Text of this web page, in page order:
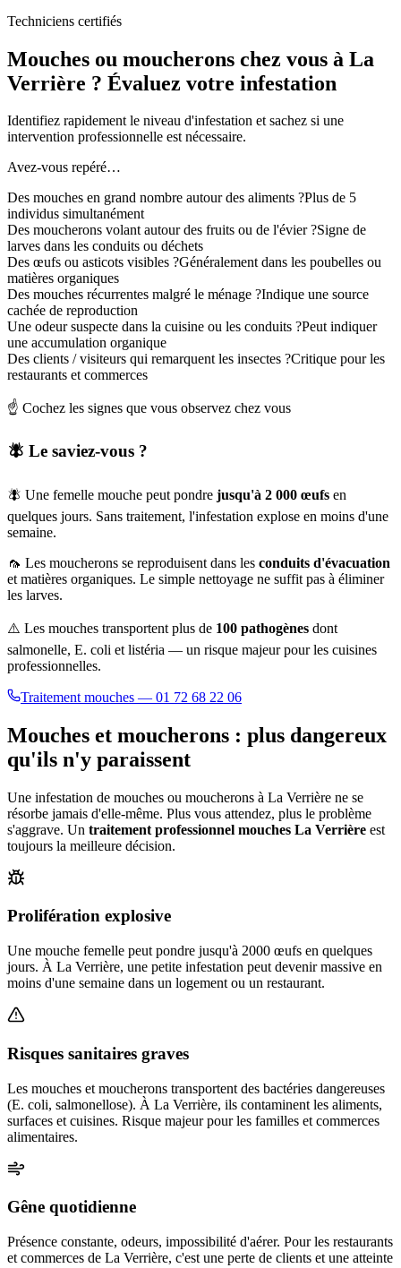
Techniciens certifiés
Mouches ou moucherons chez vous à La
Verrière ? Évaluez votre infestation
Identifiez rapidement le niveau d'infestation et sachez si une
intervention professionnelle est nécessaire.
Avez-vous repéré…
Des mouches en grand nombre autour des aliments ?Plus de 5
individus simultanément
Des moucherons volant autour des fruits ou de l'évier ?Signe de
larves dans les conduits ou déchets
Des œufs ou asticots visibles ?Généralement dans les poubelles ou
matières organiques
Des mouches récurrentes malgré le ménage ?Indique une source
cachée de reproduction
Une odeur suspecte dans la cuisine ou les conduits ?Peut indiquer
une accumulation organique
Des clients / visiteurs qui remarquent les insectes ?Critique pour les
restaurants et commerces
☝️ Cochez les signes que vous observez chez vous
🪰 Le saviez-vous ?
🪰 Une femelle mouche peut pondre jusqu'à 2 000 œufs en
quelques jours. Sans traitement, l'infestation explose en moins d'une
semaine.
🦟 Les moucherons se reproduisent dans les conduits d'évacuation
et matières organiques. Le simple nettoyage ne suffit pas à éliminer
les larves.
⚠️ Les mouches transportent plus de 100 pathogènes dont
salmonelle, E. coli et listéria — un risque majeur pour les cuisines
professionnelles.
Traitement mouches — 01 72 68 22 06
Mouches et moucherons : plus dangereux
qu'ils n'y paraissent
Une infestation de mouches ou moucherons à La Verrière ne se
résorbe jamais d'elle-même. Plus vous attendez, plus le problème
s'aggrave. Un traitement professionnel mouches La Verrière est
toujours la meilleure décision.
Prolifération explosive
Une mouche femelle peut pondre jusqu'à 2000 œufs en quelques
jours. À La Verrière, une petite infestation peut devenir massive en
moins d'une semaine dans un logement ou un restaurant.
Risques sanitaires graves
Les mouches et moucherons transportent des bactéries dangereuses
(E. coli, salmonellose). À La Verrière, ils contaminent les aliments,
surfaces et cuisines. Risque majeur pour les familles et commerces
alimentaires.
Gêne quotidienne
Présence constante, odeurs, impossibilité d'aérer. Pour les restaurants
et commerces de La Verrière, c'est une perte de clients et une atteinte